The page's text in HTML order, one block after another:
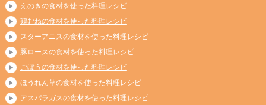
えのきの食材を使った料理レシピ
鶏むねの食材を使った料理レシピ
スターアニスの食材を使った料理レシピ
豚ロースの食材を使った料理レシピ
ごぼうの食材を使った料理レシピ
ほうれん草の食材を使った料理レシピ
アスパラガスの食材を使った料理レシピ